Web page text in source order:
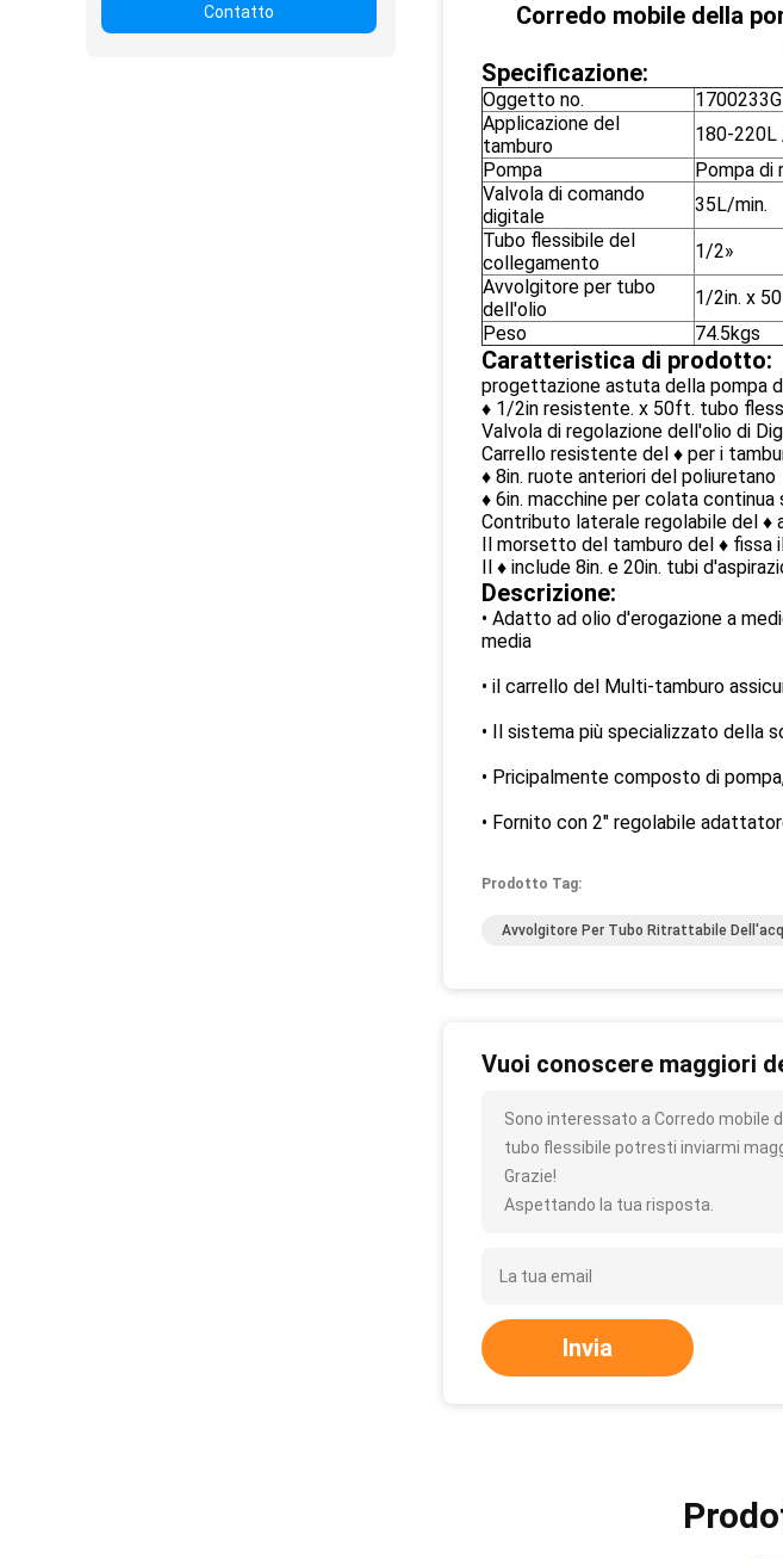
Contatto
Corredo mobile della
Specificazione:
Oggetto no.
1700233G
Applicazione del
tamburo
180-
Pompa
Pompa di
Valvola di comando
digitale
35L/min.
Tubo flessibile del
collegamento
1/2»
Avvolgitore per tubo
dell'olio
1/2in. x
Peso
74.5kgs
Caratteristica di prodotto:
progettazione astuta della pompa
♦ 1/2in resistente. x 50ft. tubo
Valvola di regolazione dell'olio di
Carrello resistente del ♦ per i
♦ 8in. ruote anteriori del poliuretano
♦ 6in. macchine per colata
Contributo laterale regolabile del ♦
Il morsetto del tamburo del ♦
Il ♦ include 8in. e 20in. tubi
Descrizione:
• Adatto ad olio d'erogazione a
media
• il carrello del Multi-tamburo
• Il sistema più specializzato della
• Pricipalmente composto di
• Fornito con 2" regolabile
Prodotto Tag:
Avvolgitore Per Tubo Ritrattabile
Vuoi conoscere maggiori
Sono interessato a Corredo mobile
tubo flessibile potresti inviarmi
Grazie!
Aspettando la tua risposta.
Invia